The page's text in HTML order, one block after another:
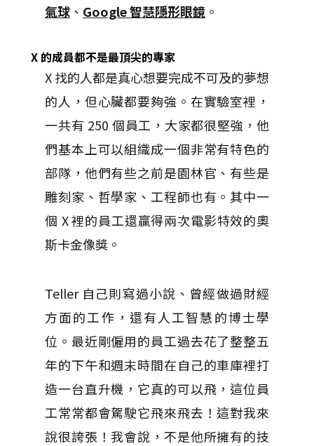
氣球 、 Google 智慧隱形眼鏡 。
X 的成員都不是最頂尖的專家
X 找的人都是真心想要完成不可及的夢想
的人，但心臟都要夠強。在實驗室裡，
一共有 250 個員工，大家都很堅強，他
們基本上可以組織成一個非常有特色的
部隊，他們有些之前是園林官、有些是
雕刻家、哲學家、工程師也有。其中一
個 X 裡的員工還贏得兩次電影特效的奧
斯卡金像獎。
Teller 自己則寫過小說、曾經做過財經
方面的工作，還有人工智慧的博士學
位。最近剛僱用的員工過去花了整整五
年的下午和週末時間在自己的車庫裡打
造一台直升機，它真的可以飛，這位員
工常常都會駕駛它飛來飛去！這對我來
說很誇張！我會說，不是他所擁有的技